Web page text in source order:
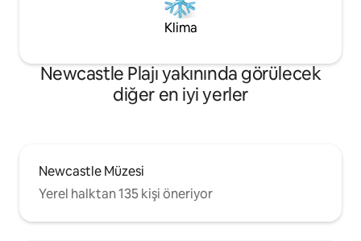
Klima
Newcastle Plajı yakınında görülecek
diğer en iyi yerler
Newcastle Müzesi
Yerel halktan 135 kişi öneriyor